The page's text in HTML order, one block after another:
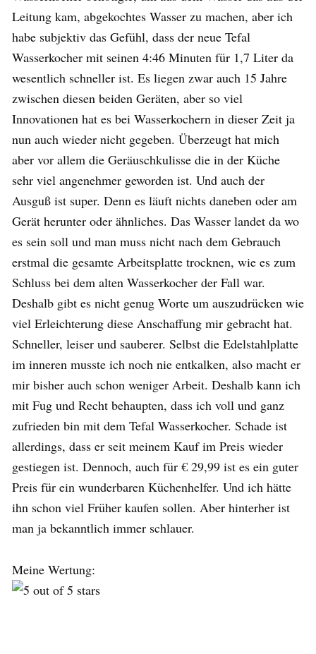
Leitung kam, abgekochtes Wasser zu machen, aber ich
habe subjektiv das Gefühl, dass der neue Tefal
Wasserkocher mit seinen 4:46 Minuten für 1,7 Liter da
wesentlich schneller ist. Es liegen zwar auch 15 Jahre
zwischen diesen beiden Geräten, aber so viel
Innovationen hat es bei Wasserkochern in dieser Zeit ja
nun auch wieder nicht gegeben. Überzeugt hat mich
aber vor allem die Geräuschkulisse die in der Küche
sehr viel angenehmer geworden ist. Und auch der
Ausguß ist super. Denn es läuft nichts daneben oder am
Gerät herunter oder ähnliches. Das Wasser landet da wo
es sein soll und man muss nicht nach dem Gebrauch
erstmal die gesamte Arbeitsplatte trocknen, wie es zum
Schluss bei dem alten Wasserkocher der Fall war.
Deshalb gibt es nicht genug Worte um auszudrücken wie
viel Erleichterung diese Anschaffung mir gebracht hat.
Schneller, leiser und sauberer. Selbst die Edelstahlplatte
im inneren musste ich noch nie entkalken, also macht er
mir bisher auch schon weniger Arbeit. Deshalb kann ich
mit Fug und Recht behaupten, dass ich voll und ganz
zufrieden bin mit dem Tefal Wasserkocher. Schade ist
allerdings, dass er seit meinem Kauf im Preis wieder
gestiegen ist. Dennoch, auch für € 29,99 ist es ein guter
Preis für ein wunderbaren Küchenhelfer. Und ich hätte
ihn schon viel Früher kaufen sollen. Aber hinterher ist
man ja bekanntlich immer schlauer.
Meine Wertung: